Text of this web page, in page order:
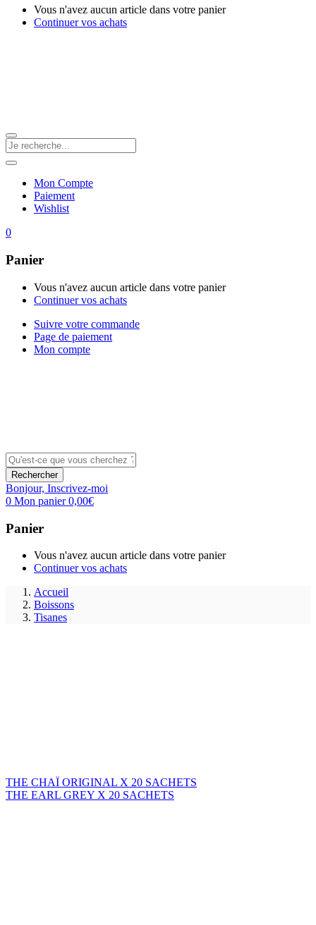
Vous n'avez aucun article dans votre panier
Continuer vos achats
Mon Compte
Paiement
Wishlist
0
Panier
Vous n'avez aucun article dans votre panier
Continuer vos achats
Suivre votre commande
Page de paiement
Mon compte
Rechercher
Bonjour, Inscrivez-moi
0 Mon panier0,00€
Panier
Vous n'avez aucun article dans votre panier
Continuer vos achats
Accueil
Boissons
Tisanes
THE CHAÏ ORIGINAL X 20 SACHETS
THE EARL GREY X 20 SACHETS